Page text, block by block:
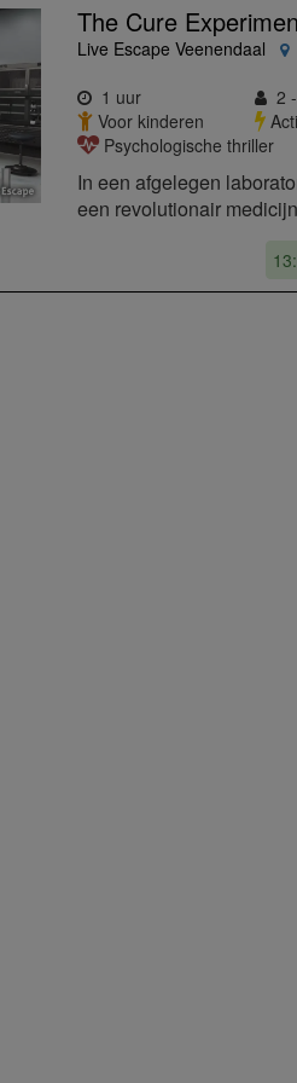
The Cure
Live Escape Veenendaal
1 uur 2
Voor kinderen
Psychologische thriller
In een afgelegen
een revolutionair